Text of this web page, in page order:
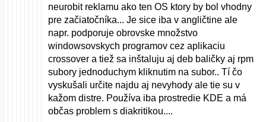
neurobit reklamu ako ten OS ktory by bol vhodny
pre začiatočníka... Je sice iba v angličtine ale
napr. podporuje obrovske množstvo
windowsovskych programov cez aplikaciu
crossover a tiež sa inštaluju aj deb baličky aj rpm
subory jednoduchym kliknutim na subor.. Tí čo
vyskušali určite najdu aj nevyhody ale tie su v
kažom distre. Používa iba prostredie KDE a má
občas problem s diakritikou....